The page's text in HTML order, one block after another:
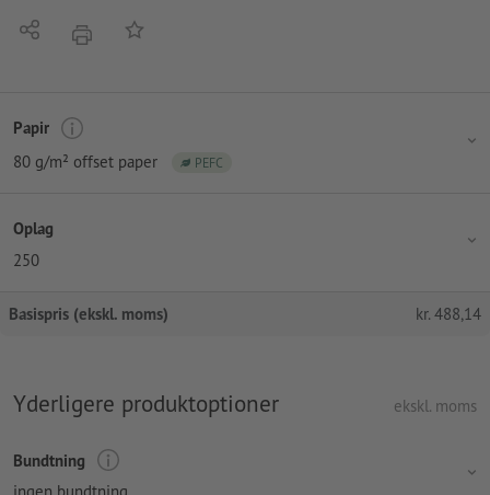
Del tryk Tilføj til huskelisten
Papir
80 g/m² offset paper
PEFC
Oplag
250
Basispris (ekskl. moms) kr. 488,14
Yderligere produktoptioner ekskl. moms
Bundtning